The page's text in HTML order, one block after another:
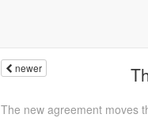
newer
The new agreement moves